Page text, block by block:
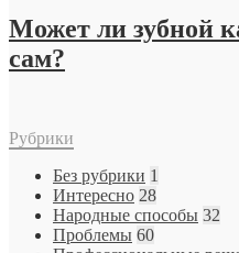
Может ли зубной
сам?
Рубрики
Без рубрики 1
Интересно 28
Народные способы 32
Проблемы 60